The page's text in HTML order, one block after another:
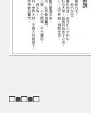
□■□■□